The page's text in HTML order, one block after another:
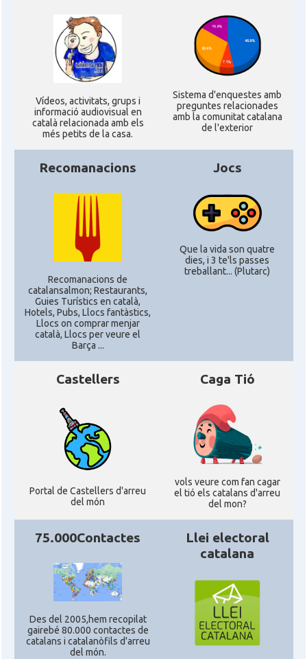
CAMON Catalans a Las Vegas
CAMON Catalans a Los Angeles
CAMON Catalans a Maine, USA
CAMON Catalans a MINNESOTA
CAMON
CAMON Catalans a NEW MEXICO
CAMON Catalans a New Orleans
CAMON Catalans a ORLANDO
Catalans a Philadelphia,
Pennsylvania, USA
CAMON
Catalans a PROVIDENCE
CAMON Catalans a RENO
Ví­deos, activitats, grups i
informació audiovisual en
català relacionada amb els
més petits de la casa.
Sistema d'enquestes amb
preguntes relacionades
amb la comunitat catalana
de l'exterior
Recomanacions
Recomanacions de
catalansalmon; Restaurants,
Guies Turístics en català,
Hotels, Pubs, Llocs fantàstics,
Llocs on comprar menjar
català, Llocs per veure el
Barça ...
Jocs
Que la vida son quatre
dies, i 3 te'ls passes
treballant... (Plutarc)
Castellers
Portal de Castellers d'arreu
del món
Caga Tió
vols veure com fan cagar
el tió els catalans d'arreu
del mon?
75.000Contactes
Des del 2005,hem recopilat
gairebé 80.000 contactes de
catalans i catalanòfils d'arreu
del món.
Llei electoral
catalana